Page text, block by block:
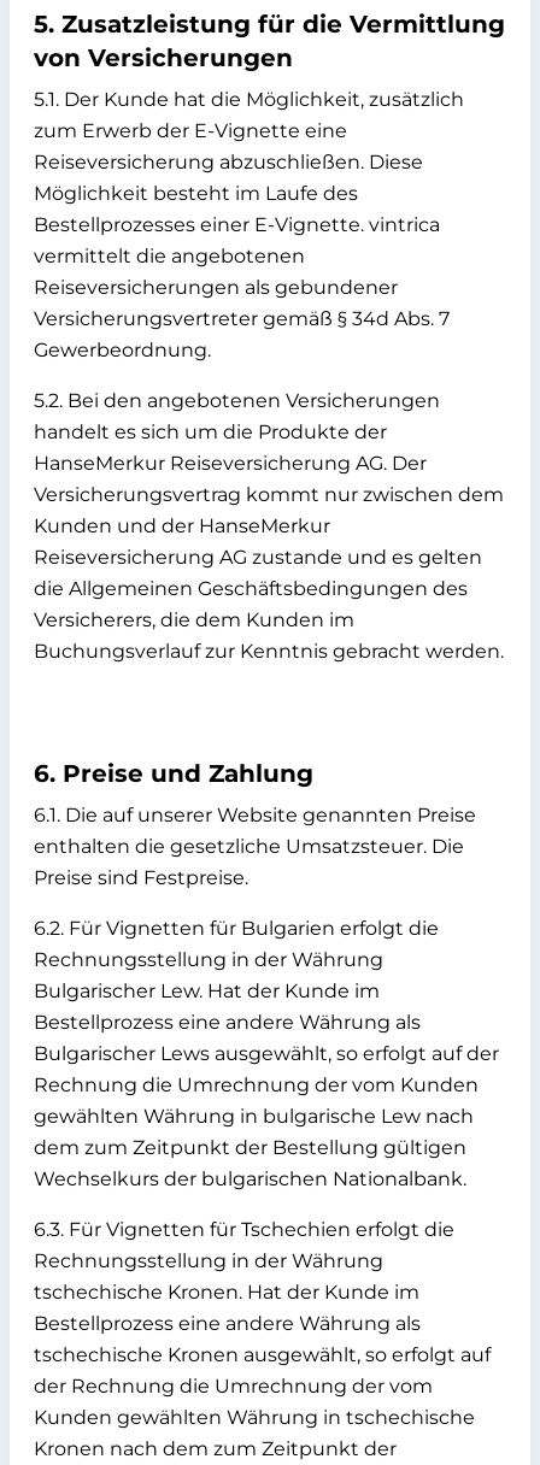
5. Zusatzleistung für die Vermittlung
von Versicherungen
5.1. Der Kunde hat die Möglichkeit, zusätzlich
zum Erwerb der E-Vignette eine
Reiseversicherung abzuschließen. Diese
Möglichkeit besteht im Laufe des
Bestellprozesses einer E-Vignette. vintrica
vermittelt die angebotenen
Reiseversicherungen als gebundener
Versicherungsvertreter gemäß § 34d Abs. 7
Gewerbeordnung.
5.2. Bei den angebotenen Versicherungen
handelt es sich um die Produkte der
HanseMerkur Reiseversicherung AG. Der
Versicherungsvertrag kommt nur zwischen dem
Kunden und der HanseMerkur
Reiseversicherung AG zustande und es gelten
die Allgemeinen Geschäftsbedingungen des
Versicherers, die dem Kunden im
Buchungsverlauf zur Kenntnis gebracht werden.
6. Preise und Zahlung
6.1. Die auf unserer Website genannten Preise
enthalten die gesetzliche Umsatzsteuer. Die
Preise sind Festpreise.
6.2. Für Vignetten für Bulgarien erfolgt die
Rechnungsstellung in der Währung
Bulgarischer Lew. Hat der Kunde im
Bestellprozess eine andere Währung als
Bulgarischer Lews ausgewählt, so erfolgt auf der
Rechnung die Umrechnung der vom Kunden
gewählten Währung in bulgarische Lew nach
dem zum Zeitpunkt der Bestellung gültigen
Wechselkurs der bulgarischen Nationalbank.
6.3. Für Vignetten für Tschechien erfolgt die
Rechnungsstellung in der Währung
tschechische Kronen. Hat der Kunde im
Bestellprozess eine andere Währung als
tschechische Kronen ausgewählt, so erfolgt auf
der Rechnung die Umrechnung der vom
Kunden gewählten Währung in tschechische
Kronen nach dem zum Zeitpunkt der